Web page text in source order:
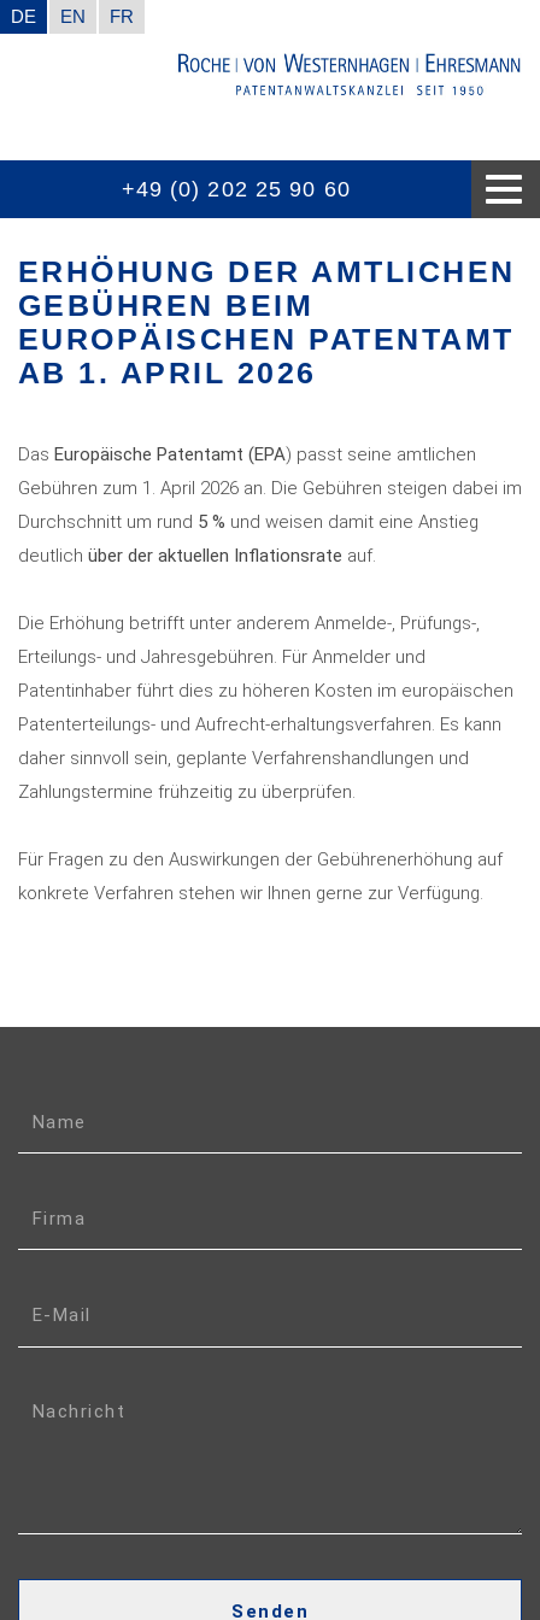
DE EN FR
KANZLEI
AKTUELL
KOMPETENZEN
AUSZEICHNUNGEN
WUSSTEN SIE SCHON
KONTAKT
+49 (0) 202 25 90 60
ERHÖHUNG DER AMTLICHEN
GEBÜHREN BEIM
EUROPÄISCHEN PATENTAMT
AB 1. APRIL 2026
Das Europäische Patentamt (EPA) passt seine amtlichen
Gebühren zum 1. April 2026 an. Die Gebühren steigen dabei im
Durchschnitt um rund 5 % und weisen damit eine Anstieg
deutlich über der aktuellen Inflationsrate auf.
Die Erhöhung betrifft unter anderem Anmelde-, Prüfungs-,
Erteilungs- und Jahresgebühren. Für Anmelder und
Patentinhaber führt dies zu höheren Kosten im europäischen
Patenterteilungs- und Aufrecht-erhaltungsverfahren. Es kann
daher sinnvoll sein, geplante Verfahrenshandlungen und
Zahlungstermine frühzeitig zu überprüfen.
Für Fragen zu den Auswirkungen der Gebührenerhöhung auf
konkrete Verfahren stehen wir Ihnen gerne zur Verfügung.